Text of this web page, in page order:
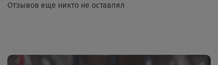
Отзывов еще никто не оставлял